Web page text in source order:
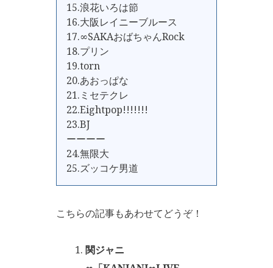
15.浪花いろは節
16.大阪レイニーブルース
17.∞SAKAおばちゃんRock
18.プリン
19.torn
20.あおっぱな
21.ミセテクレ
22.Eightpop!!!!!!!
23.BJ
ーーーー
24.無限大
25.ズッコケ男道
こちらの記事もあわせてどうぞ！
関ジャニ